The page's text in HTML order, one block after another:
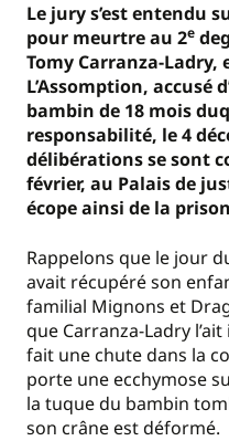
Le jury s’est entendu
pour meurtre au 2e
Tomy Carranza-Ladry,
L’Assomption, accusé
bambin de 18 mois
responsabilité, le 4
délibérations se sont
février, au Palais de
écope ainsi de la
Rappelons que le jour
avait récupéré son
familial Mignons et
que Carranza-Ladry
fait une chute dans la
porte une ecchymose
la tuque du bambin
son crâne est déformé.